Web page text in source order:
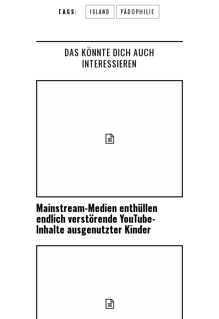
TAGS: ISLAND PÄDOPHILIE
DAS KÖNNTE DICH AUCH
INTERESSIEREN
Mainstream-Medien enthüllen
endlich verstörende YouTube-
Inhalte ausgenutzter Kinder